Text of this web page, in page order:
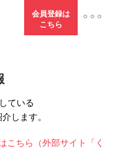
会員登録は
こちら
ている
します。
こちら（外部サイト「く